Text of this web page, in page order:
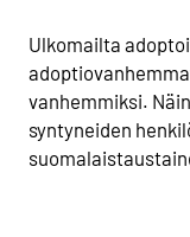
Ulkomailta
vanhemmiksi.
syntyneiden